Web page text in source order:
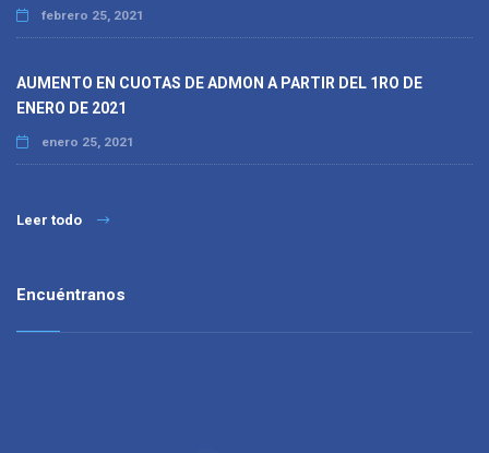
febrero 25, 2021
AUMENTO EN CUOTAS DE ADMON A PARTIR DEL 1RO DE
ENERO DE 2021
enero 25, 2021
Leer todo
Encuéntranos